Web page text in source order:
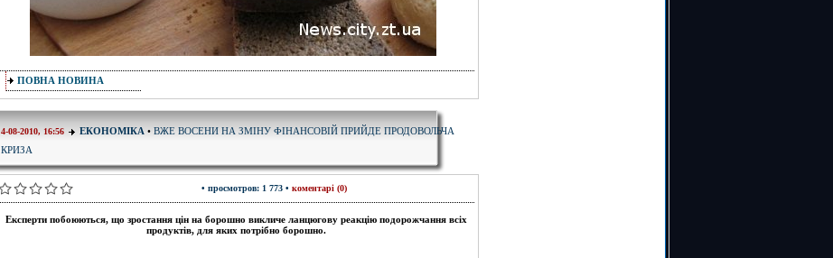
ПОВНА НОВИНА
4-08-2010, 16:56 ЕКОНОМІКА • ВЖЕ ВОСЕНИ НА ЗМІНУ ФІНАНСОВІЙ ПРИЙДЕ ПРОДОВОЛЬЧА
КРИЗА
• просмотров: 1 773 • коментарі (0)
Експерти побоюються, що зростання цін на борошно викличе ланцюгову реакцію подорожчання всіх
продуктів, для яких потрібно борошно.